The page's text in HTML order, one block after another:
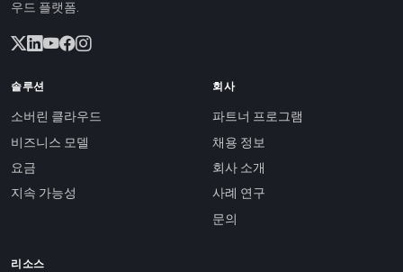
우드 플랫폼.
솔루션
소버린 클라우드
비즈니스 모델
요금
지속 가능성
회사
파트너 프로그램
채용 정보
회사 소개
사례 연구
문의
리소스